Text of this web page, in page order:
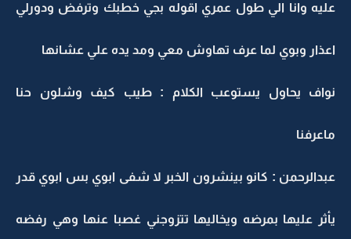
عليه وانا الي طول عمري اقوله بجي خطبك وترفض ودورلي
اعذار وبوي لما عرف تهاوش معي ومد يده علي عشانها
نواف يحاول يستوعب الكلام : طيب كيف وشلون حنا
ماعرفنا
عبدالرحمن : كانو بينشرون الخبر لا شفى ابوي بس ابوي قدر
يأثر عليها بمرضه ويخاليها تتزوجني غصبا عنها وهي رفضه